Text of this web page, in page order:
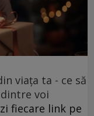
viața ta - ce să
voi
fiecare link pe